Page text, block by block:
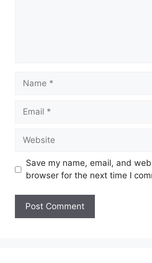
Name
Email
Website
Save my name, email, and
browser for the next time I